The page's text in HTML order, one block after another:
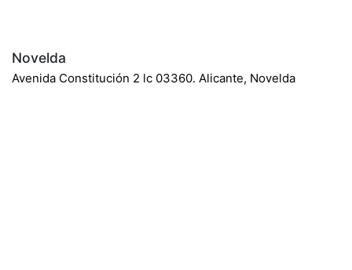
Novelda
Avenida Constitución 2 lc 03360. Alicante, Novelda